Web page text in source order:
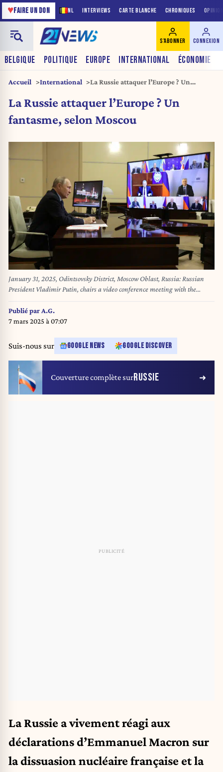
NL INTERVIEWS CARTE BLANCHE CHRONIQUES
♥FAIRE UN DON
BELGIQUE POLITIQUE EUROPE INTERNATIONAL ÉCONOMIE
S'ABONNER CONNEXION
Accueil International
La Russie attaquer l’Europe ? Un
La Russie attaquer l’Europe ? Un
fantasme, selon Moscou
January 31, 2025, Odintsovsky District, Moscow Oblast, Russia: Russian
President Vladimir Putin, chairs a video conference meeting with the
permanent members of the Security Council from the Novo-Ogaryovo state
residence, January 31, 2025 in Odintsovsky District, Moscow Oblast,
Russia. (Credit Image: © Gavriil Grigorov/Kremlin Pool/Planet Pix via
Publié parA.G.
7 mars 2025 à 07:07
Suis-nous sur GOOGLE NEWS GOOGLE DISCOVER
Couverture complète surRUSSIE
La Russie a vivement réagi aux
déclarations d’Emmanuel Macron sur
la dissuasion nucléaire française et la